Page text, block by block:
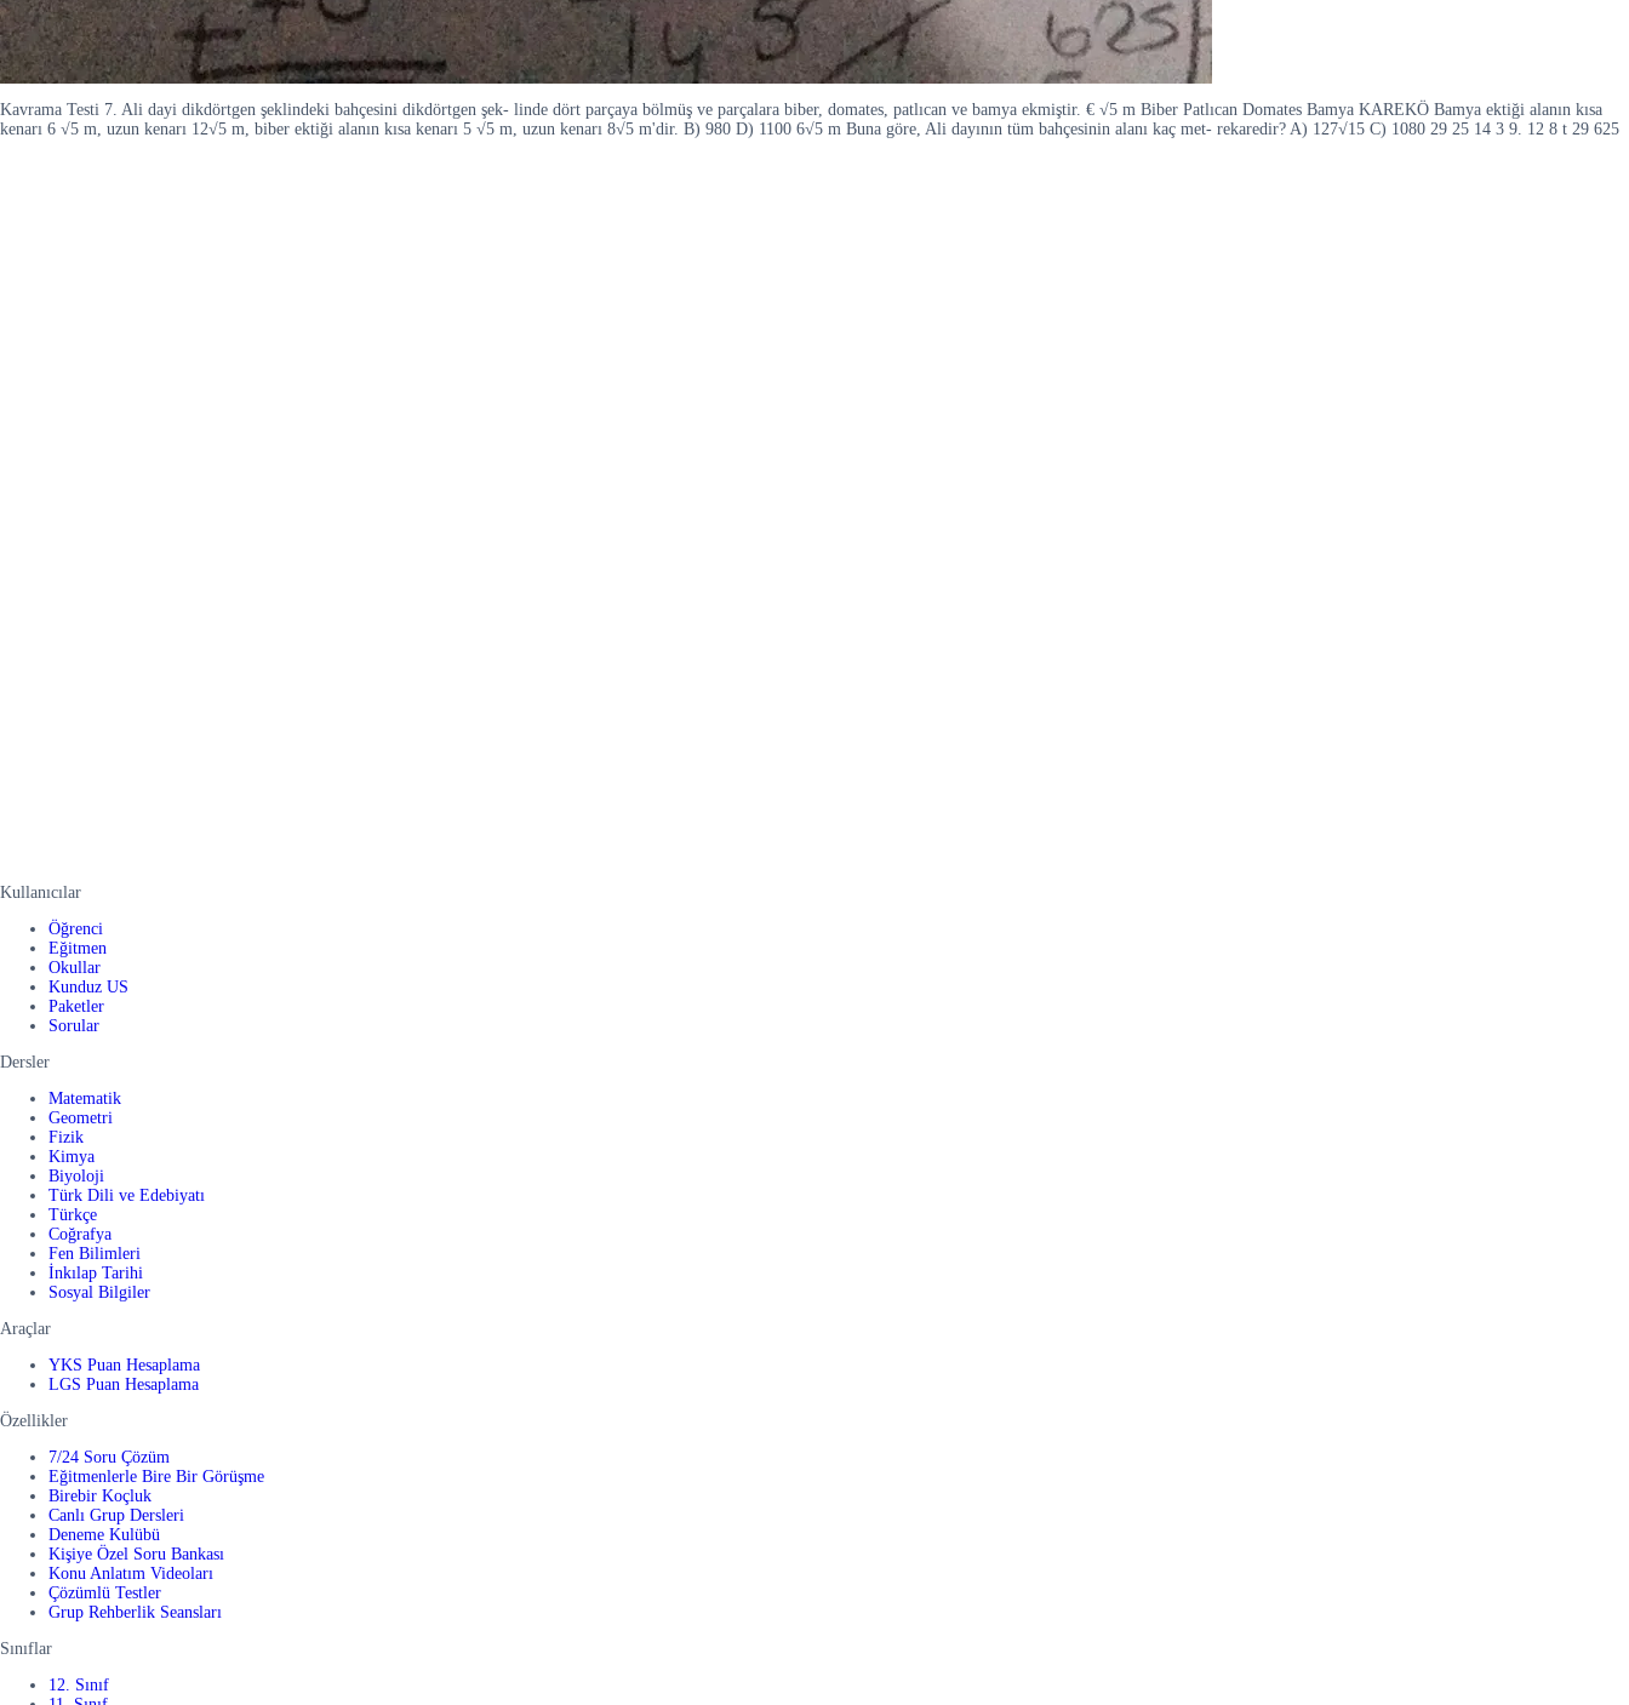
Kavrama Testi 7. Ali dayi dikdörtgen şeklindeki bahçesini dikdörtgen şek- linde dört parçaya bölmüş ve parçalara biber, domates, patlıcan ve bamya ekmiştir. € √5 m Biber Patlıcan Domates Bamya KAREKÖ Bamya ektiği alanın kısa
kenarı 6 √5 m, uzun kenarı 12√5 m, biber ektiği alanın kısa kenarı 5 √5 m, uzun kenarı 8√5 m'dir. B) 980 D) 1100 6√5 m Buna göre, Ali dayının tüm bahçesinin alanı kaç met- rekaredir? A) 127√15 C) 1080 29 25 14 3 9. 12 8 t 29 625
Kullanıcılar
Öğrenci
Eğitmen
Okullar
Kunduz US
Paketler
Sorular
Dersler
Matematik
Geometri
Fizik
Kimya
Biyoloji
Türk Dili ve Edebiyatı
Türkçe
Coğrafya
Fen Bilimleri
İnkılap Tarihi
Sosyal Bilgiler
Araçlar
YKS Puan Hesaplama
LGS Puan Hesaplama
Özellikler
7/24 Soru Çözüm
Eğitmenlerle Bire Bir Görüşme
Birebir Koçluk
Canlı Grup Dersleri
Deneme Kulübü
Kişiye Özel Soru Bankası
Konu Anlatım Videoları
Çözümlü Testler
Grup Rehberlik Seansları
Sınıflar
12. Sınıf